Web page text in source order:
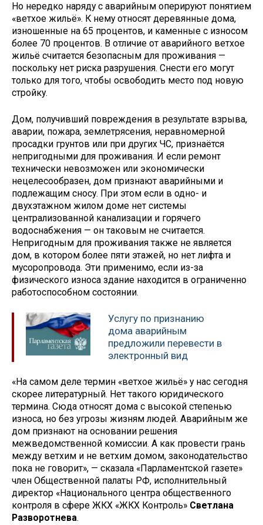
Но нередко наряду с аварийным оперируют понятием
«ветхое жильё». К нему относят деревянные дома,
изношенные на 65 процентов, и каменные с износом
более 70 процентов. В отличие от аварийного ветхое
жильё считается безопасным для проживания —
поскольку нет риска разрушения. Снести его могут
только для того, чтобы освободить место под новую
стройку.
Дом, получивший повреждения в результате взрыва,
аварии, пожара, землетрясения, неравномерной
просадки грунтов или при других ЧС, признаётся
непригодными для проживания. И если ремонт
технически невозможен или экономически
нецелесообразен, дом признают аварийными и
подлежащим сносу. При этом если в одно- и
двухэтажном жилом доме нет системы
централизованной канализации и горячего
водоснабжения — он таковым не считается.
Непригодным для проживания также не является
дом, в котором более пяти этажей, но нет лифта и
мусоропровода. Эти применимо, если из-за
физического износа здание находится в ограниченно
работоспособном состоянии.
Услугу по признанию
дома аварийным
предложили перевести в
электронный вид
«На самом деле термин «ветхое жильё» у нас сегодня
скорее литературный. Нет такого юридического
термина. Сюда относят дома с высокой степенью
износа, но без угрозы жизням людей. Аварийным же
дом признают на основании решения
межведомственной комиссии. А как провести грань
между ветхим и не ветхим домом, законодательство
пока не говорит», — сказала «Парламентской газете»
член Общественной палаты РФ, исполнительный
директор «Национального центра общественного
контроля в сфере ЖКХ «ЖКХ Контроль» Светлана
Разворотнева.